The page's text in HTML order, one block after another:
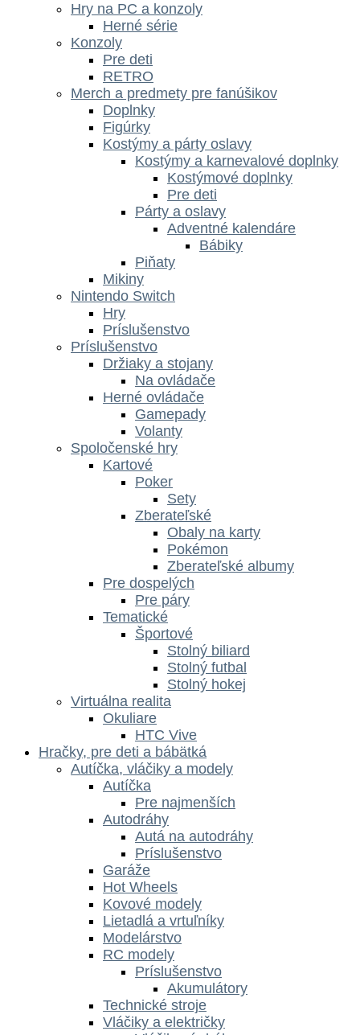
Hry na PC a konzoly
Herné série
Konzoly
Pre deti
RETRO
Merch a predmety pre fanúšikov
Doplnky
Figúrky
Kostýmy a párty oslavy
Kostýmy a karnevalové doplnky
Kostýmové doplnky
Pre deti
Párty a oslavy
Adventné kalendáre
Bábiky
Piňaty
Mikiny
Nintendo Switch
Hry
Príslušenstvo
Príslušenstvo
Držiaky a stojany
Na ovládače
Herné ovládače
Gamepady
Volanty
Spoločenské hry
Kartové
Poker
Sety
Zberateľské
Obaly na karty
Pokémon
Zberateľské albumy
Pre dospelých
Pre páry
Tematické
Športové
Stolný biliard
Stolný futbal
Stolný hokej
Virtuálna realita
Okuliare
HTC Vive
Hračky, pre deti a bábätká
Autíčka, vláčiky a modely
Autíčka
Pre najmenších
Autodráhy
Autá na autodráhy
Príslušenstvo
Garáže
Hot Wheels
Kovové modely
Lietadlá a vrtuľníky
Modelárstvo
RC modely
Príslušenstvo
Akumulátory
Technické stroje
Vláčiky a električky